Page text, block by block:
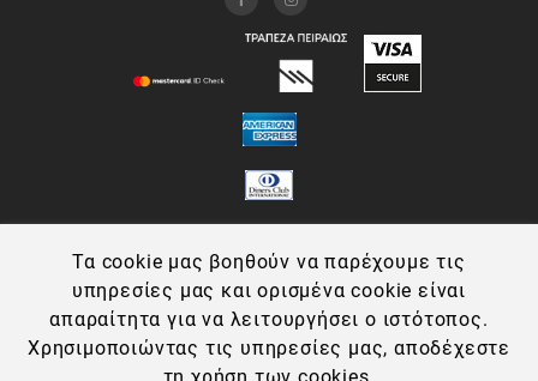
Τα cookie μας βοηθούν να παρέχουμε τις
υπηρεσίες μας και ορισμένα cookie είναι
απαραίτητα για να λειτουργήσει ο ιστότοπος.
Χρησιμοποιώντας τις υπηρεσίες μας, αποδέχεστε